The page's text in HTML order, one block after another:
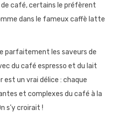
de café, certains le préfèrent
dans le fameux caffè latte
parfaitement les saveurs de
du café espresso et du lait
est un vrai délice : chaque
et complexes du café à la
s'y croirait !